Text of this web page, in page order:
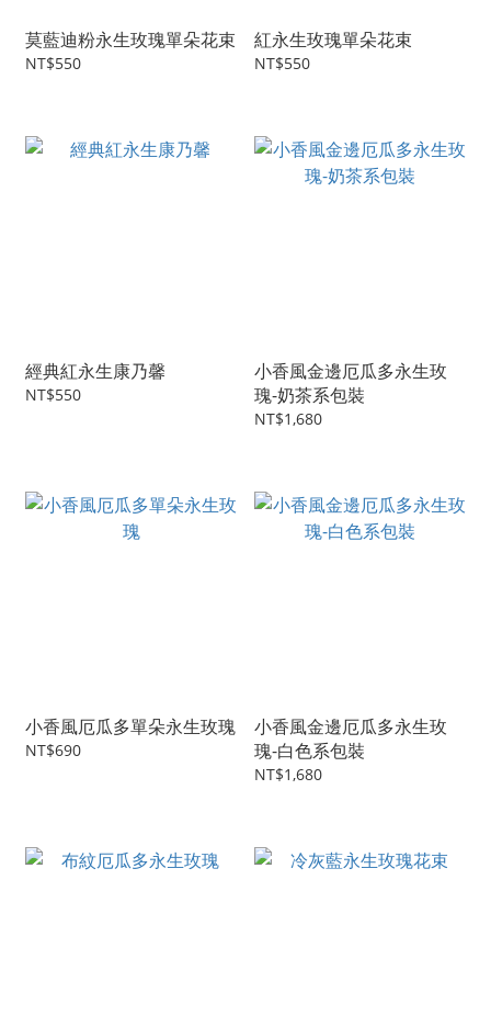
莫藍迪粉永生玫瑰單朵花束
NT$550
紅永生玫瑰單朵花束
NT$550
經典紅永生康乃馨
NT$550
小香風金邊厄瓜多永生玫
瑰-奶茶系包裝
NT$1,680
小香風厄瓜多單朵永生玫瑰
NT$690
小香風金邊厄瓜多永生玫
瑰-白色系包裝
NT$1,680